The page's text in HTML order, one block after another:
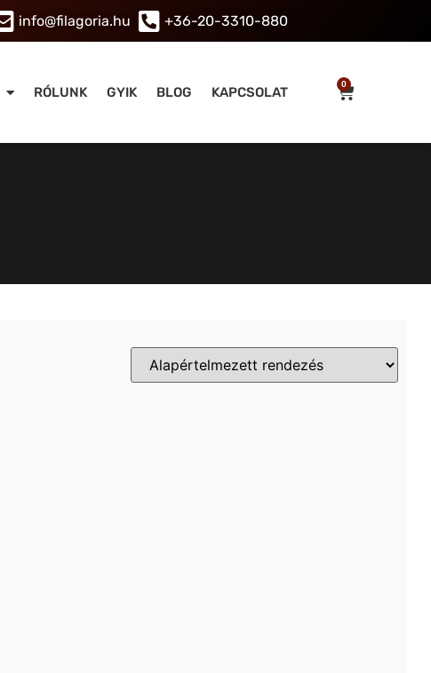
info@filagoria.hu +36-20-3310-880
RÓLUNK GYIK BLOG KAPCSOLAT
0